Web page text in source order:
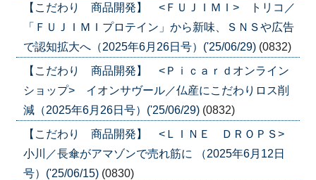
【こだわり 商品開発】 <ＦＵＪＩＭＩ> トリコ／
「ＦＵＪＩＭＩプロテイン」から新味、ＳＮＳや広告
で認知拡大へ（2025年6月26日号）('25/06/29) (0832)
【こだわり 商品開発】 <Ｐｉｃａｒｄオンライン
ショップ> イオンサヴール／仏産にこだわりロス削
減（2025年6月26日号）('25/06/29) (0832)
【こだわり 商品開発】 <ＬＩＮＥ ＤＲＯＰＳ>
小川／長傘がアマゾンで売れ筋に （2025年6月12日
号）('25/06/15) (0830)